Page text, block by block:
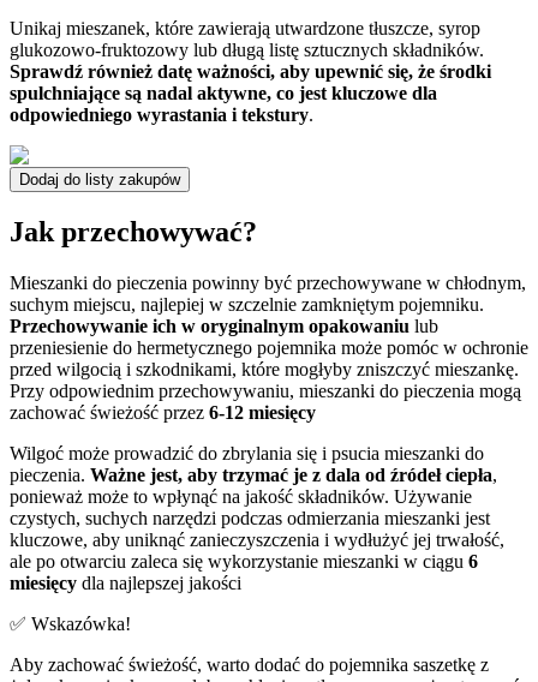
Unikaj mieszanek, które zawierają utwardzone tłuszcze, syrop
glukozowo-fruktozowy lub długą listę sztucznych składników.
Sprawdź również datę ważności, aby upewnić się, że środki
spulchniające są nadal aktywne, co jest kluczowe dla
odpowiedniego wyrastania i tekstury.
Dodaj do listy zakupów
Jak przechowywać?
Mieszanki do pieczenia powinny być przechowywane w chłodnym,
suchym miejscu, najlepiej w szczelnie zamkniętym pojemniku.
Przechowywanie ich w oryginalnym opakowaniu lub
przeniesienie do hermetycznego pojemnika może pomóc w ochronie
przed wilgocią i szkodnikami, które mogłyby zniszczyć mieszankę.
Przy odpowiednim przechowywaniu, mieszanki do pieczenia mogą
zachować świeżość przez 6-12 miesięcy
Wilgoć może prowadzić do zbrylania się i psucia mieszanki do
pieczenia. Ważne jest, aby trzymać je z dala od źródeł ciepła,
ponieważ może to wpłynąć na jakość składników. Używanie
czystych, suchych narzędzi podczas odmierzania mieszanki jest
kluczowe, aby uniknąć zanieczyszczenia i wydłużyć jej trwałość,
ale po otwarciu zaleca się wykorzystanie mieszanki w ciągu 6
miesięcy dla najlepszej jakości
✅ Wskazówka!
Aby zachować świeżość, warto dodać do pojemnika saszetkę z